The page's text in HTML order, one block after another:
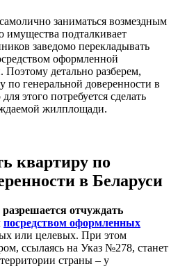
заниматься возмездным
подталкивает
заведомо перекладывать
оформленной
Поэтому детально разберем,
по генеральной доверенности в
этого потребуется сделать
жилплощади.
квартиру по
в Беларуси
разрешается отчуждать
посредством оформленных
или целевых. При этом
ссылаясь на Указ №278, станет
страны – у